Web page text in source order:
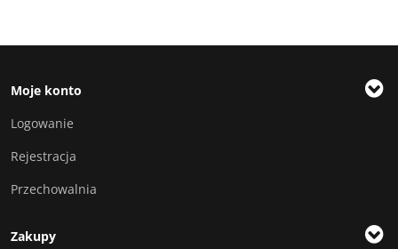
Moje konto
Logowanie
Rejestracja
Przechowalnia
Zakupy